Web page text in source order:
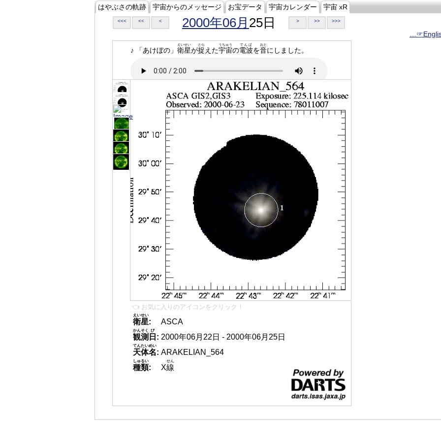
はやぶさの軌跡 宇宙からのメッセージ お宝データ 宇宙カレンダー 宇宙 xR
<<< << < 2000年06月 25日 > >> >>>
♪ 「あけぼの」 衛星
えいせい
が捉
とら
えた宇宙
うちゅう
の電波
でんぱ
を音
おと
にしました。
👈 お気に入りのアイコンをクリック！
衛星
えいせい
:
ASCA
観測
かんそく
日
び
: 2000年06月22日 - 2000年06月25日
天体名
てんたいめい
: ARAKELIAN_564
種類
しゅるい
: X線
せん